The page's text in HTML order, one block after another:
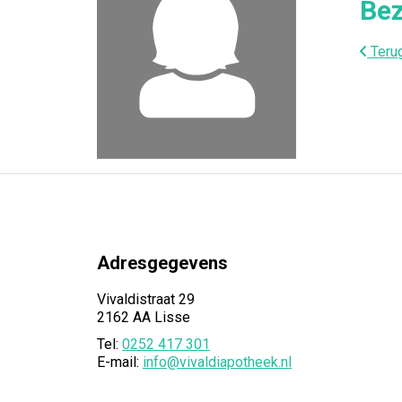
Adresgegevens
Vivaldistraat 29
2162 AA Lisse
Tel: 0252 417 301
E-mail: info@vivaldiapotheek.nl